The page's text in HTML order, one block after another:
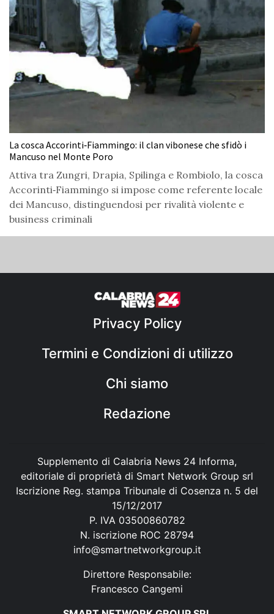
La cosca Accorinti‑Fiammingo: il clan vibonese che sfidò i
Mancuso nel Monte Poro
Attiva tra Zungri, Drapia, Spilinga e Rombiolo, la cosca
Accorinti‑Fiammingo si impose come referente locale
dei Mancuso, distinguendosi per rivalità violente e
business criminali
Privacy Policy
Termini e Condizioni di utilizzo
Chi siamo
Redazione
Supplemento di Calabria News 24 Informa,
editoriale di proprietà di Smart Network Group srl
Iscrizione Reg. stampa Tribunale di Cosenza n. 5 del
15/12/2017
P. IVA 03500860782
N. iscrizione ROC 28794
info@smartnetworkgroup.it
Direttore Responsabile:
Francesco Cangemi